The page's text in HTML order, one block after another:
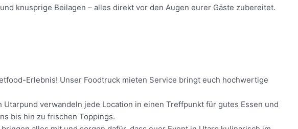
knusprige Beilagen – alles direkt vor den Augen eurer Gäste zubereitet.
Erlebnis! Unser Foodtruck mieten Service bringt euch hochwertige
verwandeln jede Location in einen Treffpunkt für gutes Essen und
bis hin zu frischen Toppings.